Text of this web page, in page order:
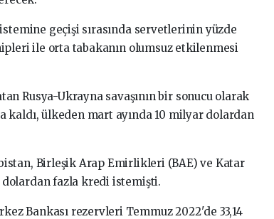
geçişi sırasında servetlerinin yüzde
ile orta tabakanın olumsuz etkilenmesi
Rusya-Ukrayna savaşının bir sonucu olarak
kaldı, ülkeden mart ayında 10 milyar dolardan
Birleşik Arap Emirlikleri (BAE) ve Katar
fazla kredi istemişti.
Bankası rezervleri Temmuz 2022'de 33,14